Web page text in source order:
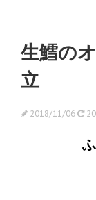
生鱈の
立
2018/11/06